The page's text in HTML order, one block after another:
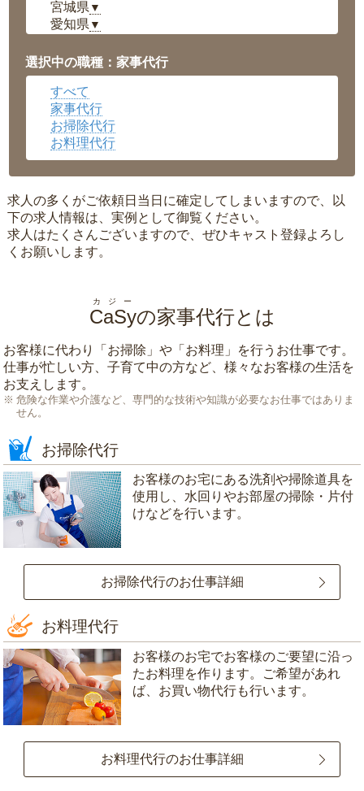
宮城県 ▼
愛知県 ▼
岡山県▼
広島県▼
沖縄県
選択中の職種：家事代行
すべて
家事代行
お掃除代行
お料理代行
求人の多くがご依頼日当日に確定してしまいますので、以
下の求人情報は、実例として御覧ください。
求人はたくさんございますので、ぜひキャスト登録よろし
くお願いします。
CaSy
カジー
の家事代行とは
お客様に代わり「 お掃除 」や「 お料理 」を行うお仕事です。
仕事が忙しい方、子育て中の方など、様々なお客様の生活を
お支えします。
危険な作業や介護など、専門的な技術や知識が必要なお仕事ではありま
せん。
お掃除代行
お客様のお宅にある洗剤や掃除道具を
使用し、水回りやお部屋の掃除・片付
けなどを行います。
お掃除代行のお仕事詳細
お料理代行
お客様のお宅でお客様のご要望に沿っ
たお料理を作ります。ご希望があれ
ば、お買い物代行も行います。
お料理代行のお仕事詳細